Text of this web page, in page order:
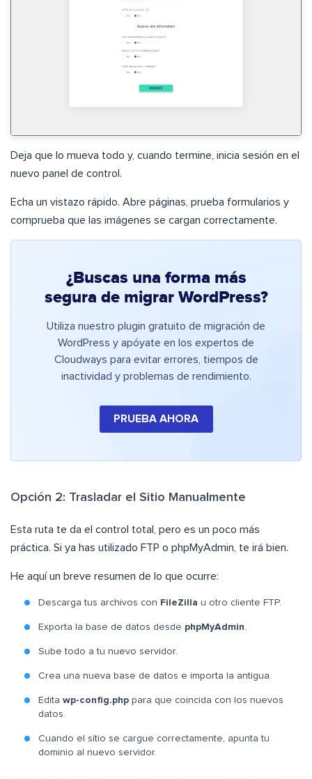
Deja que lo mueva todo y, cuando termine, inicia sesión en el
nuevo panel de control.
Echa un vistazo rápido. Abre páginas, prueba formularios y
comprueba que las imágenes se cargan correctamente.
¿Buscas una forma más
segura de migrar WordPress?
Utiliza nuestro plugin gratuito de migración de
WordPress y apóyate en los expertos de
Cloudways para evitar errores, tiempos de
inactividad y problemas de rendimiento.
PRUEBA AHORA
Opción 2: Trasladar el Sitio Manualmente
Esta ruta te da el control total, pero es un poco más
práctica. Si ya has utilizado FTP o phpMyAdmin, te irá bien.
He aquí un breve resumen de lo que ocurre:
Descarga tus archivos con FileZilla u otro cliente FTP.
Exporta la base de datos desde phpMyAdmin.
Sube todo a tu nuevo servidor.
Crea una nueva base de datos e importa la antigua.
Edita wp-config.php para que coincida con los nuevos
datos.
Cuando el sitio se cargue correctamente, apunta tu
dominio al nuevo servidor.